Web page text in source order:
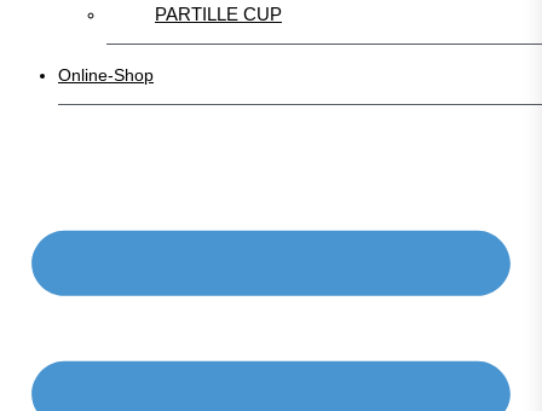
PARTILLE CUP
Online-Shop